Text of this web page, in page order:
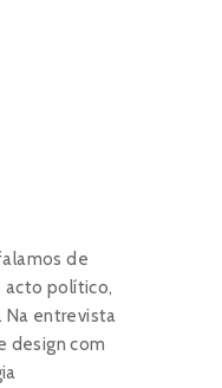
de
acto político,
Na entrevista
design com